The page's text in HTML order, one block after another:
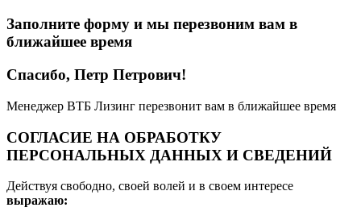
Заполните форму и мы перезвоним вам в
ближайшее время
Спасибо, Петр Петрович!
Менеджер ВТБ Лизинг перезвонит вам в ближайшее время
СОГЛАСИЕ НА ОБРАБОТКУ
ПЕРСОНАЛЬНЫХ ДАННЫХ И СВЕДЕНИЙ
Действуя свободно, своей волей и в своем интересе
выражаю: